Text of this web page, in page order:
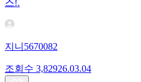
스!.
지니5670082
조회수 3,82926.03.04